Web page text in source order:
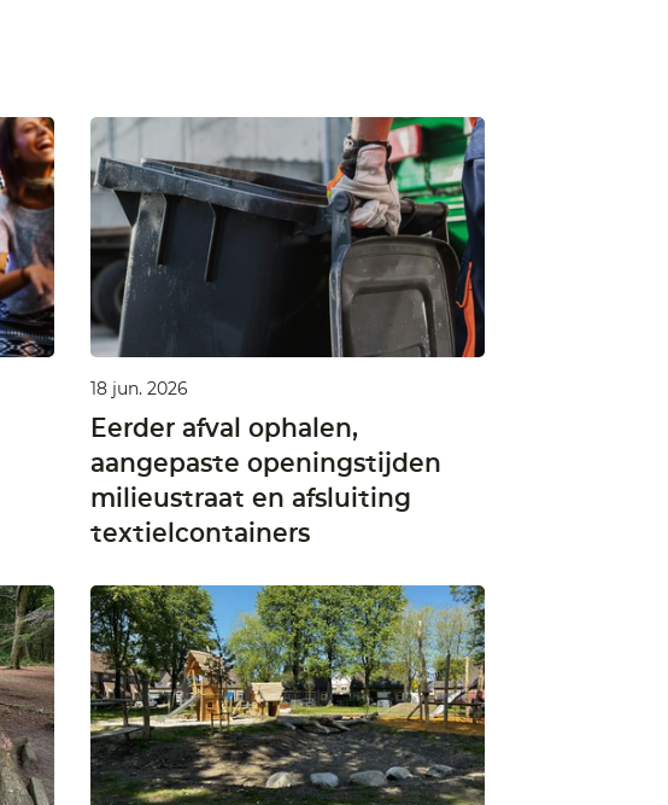
18 jun. 2026
Eerder afval ophalen,
aangepaste openingstijden
milieustraat en afsluiting
textielcontainers